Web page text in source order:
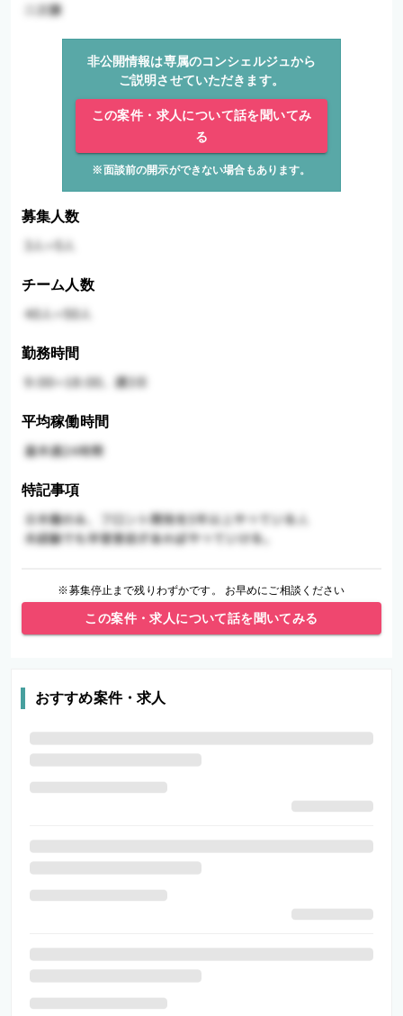
非公開情報は専属のコンシェルジュから
ご説明させていただきます。
この案件・求人について話を聞いてみ
る
※面談前の開示ができない場合もあります。
募集人数
チーム人数
勤務時間
平均稼働時間
特記事項
※募集停止まで残りわずかです。 お早めにご相談ください
この案件・求人について話を聞いてみる
おすすめ案件・求人